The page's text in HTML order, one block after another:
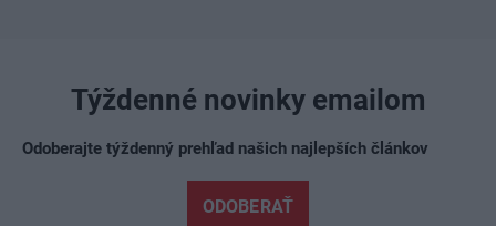
Týždenné novinky emailom
Odoberajte týždenný prehľad našich najlepších článkov
ODOBERAŤ